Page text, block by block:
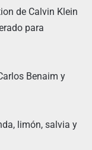
de Calvin Klein
para
Benaim y
limón, salvia y